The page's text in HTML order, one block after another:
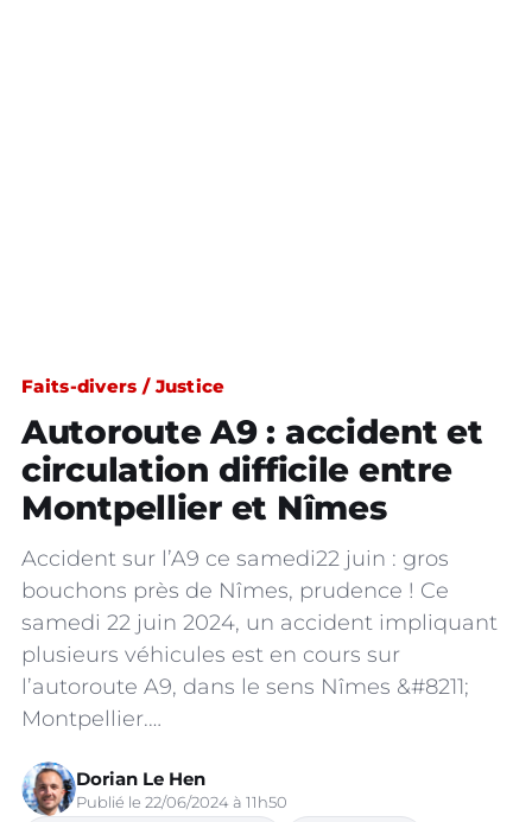
Faits-divers / Justice
Autoroute A9 : accident et
circulation difficile entre
Montpellier et Nîmes
Accident sur l’A9 ce samedi22 juin : gros
bouchons près de Nîmes, prudence ! Ce
samedi 22 juin 2024, un accident impliquant
plusieurs véhicules est en cours sur
l’autoroute A9, dans le sens Nîmes &#8211;
Montpellier.…
Dorian Le Hen
Publié le 22/06/2024 à 11h50